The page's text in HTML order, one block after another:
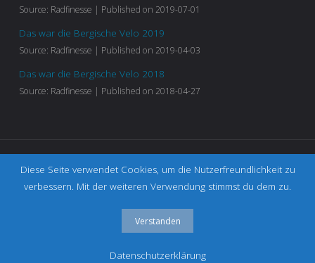
Source: Radfinesse Published on 2019-07-01
Das war die Bergische Velo 2019
Source: Radfinesse Published on 2019-04-03
Das war die Bergische Velo 2018
Source: Radfinesse Published on 2018-04-27
IMPRESSUM DATENSCHUTZERKLÄRUNG | AGB
©2023 Radfinesse
Präsentiert vonFluida&WordPress.
Diese Seite verwendet Cookies, um die Nutzerfreundlichkeit zu
verbessern. Mit der weiteren Verwendung stimmst du dem zu.
Verstanden
Datenschutzerklärung